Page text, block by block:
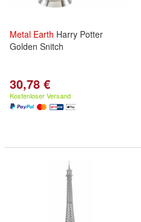
Metal Earth Harry Potter
Golden Snitch
30,78 €
Kostenloser Versand